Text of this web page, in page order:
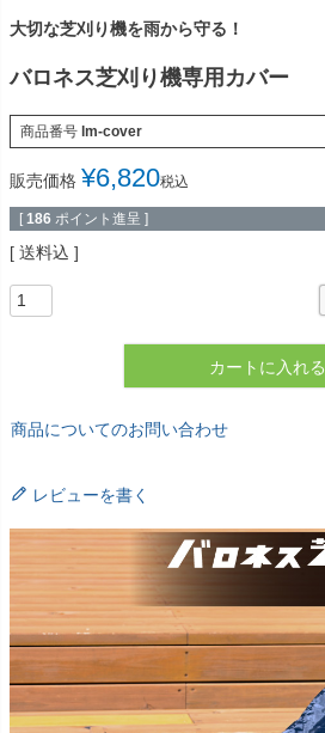
大切な芝刈り機を雨から守る！
バロネス芝刈り機専用カバー
商品番号 lm-cover
販売価格 ¥6,820税込
[ 186 ポイント進呈 ]
送料込
カートに入れる
商品についてのお問い合わせ
レビューを書く